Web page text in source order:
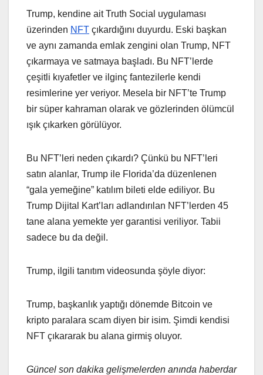
Trump, kendine ait Truth Social uygulaması
üzerinden NFT çıkardığını duyurdu. Eski başkan
ve aynı zamanda emlak zengini olan Trump, NFT
çıkarmaya ve satmaya başladı. Bu NFT’lerde
çeşitli kıyafetler ve ilginç fantezilerle kendi
resimlerine yer veriyor. Mesela bir NFT’te Trump
bir süper kahraman olarak ve gözlerinden ölümcül
ışık çıkarken görülüyor.
Bu NFT’leri neden çıkardı? Çünkü bu NFT’leri
satın alanlar, Trump ile Florida’da düzenlenen
“gala yemeğine” katılım bileti elde ediliyor. Bu
Trump Dijital Kart’ları adlandırılan NFT’lerden 45
tane alana yemekte yer garantisi veriliyor. Tabii
sadece bu da değil.
Trump, ilgili tanıtım videosunda şöyle diyor:
Trump, başkanlık yaptığı dönemde Bitcoin ve
kripto paralara scam diyen bir isim. Şimdi kendisi
NFT çıkararak bu alana girmiş oluyor.
Güncel son dakika gelişmelerden anında haberdar